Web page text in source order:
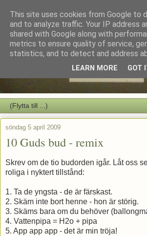
söndag 5 april 2009
10 Guds bud - remix
Skrev om de tio budorden igår. Låt oss
roliga i nyktert tillstånd:
1. Ta de yngsta - de är färskast.
2. Skäm inte bort henne - hon är störig.
3. Skäms bara om du behöver
4. Vattenpipa = H2o + pipa
5. App app app - det är min tröja!
This site uses cookies from Google to
and to analyze traffic. Your IP address
shared with Google along with
metrics to ensure quality of service,
statistics, and to detect and address
LEARN MORE GOT